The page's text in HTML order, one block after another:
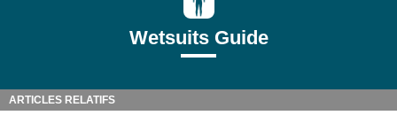
Wetsuits Guide
ARTICLES RELATIFS